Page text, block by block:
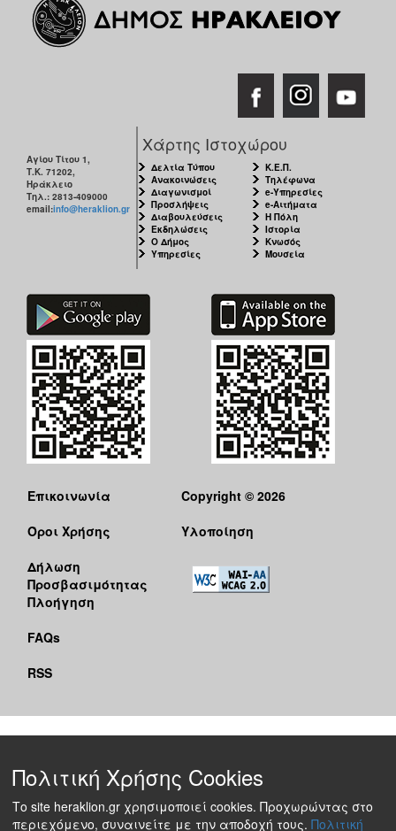
Αγίου Τίτου 1,
Τ.Κ. 71202,
Ηράκλειο
Τηλ.: 2813-409000
email:info@heraklion.gr
Χάρτης Ιστοχώρου
Δελτία Τύπου
Ανακοινώσεις
Διαγωνισμοί
Προσλήψεις
Διαβουλεύσεις
Εκδηλώσεις
Ο Δήμος
Υπηρεσίες
Κ.Ε.Π.
Τηλέφωνα
e-Υπηρεσίες
e-Αιτήματα
Η Πόλη
Ιστορία
Κνωσός
Μουσεία
Επικοινωνία
Όροι Χρήσης
Δήλωση
Προσβασιμότητας
Πλοήγηση
FAQs
RSS
Copyright © 2026
Υλοποίηση
Πολιτική Χρήσης Cookies
Το site heraklion.gr χρησιμοποιεί cookies. Προχωρώντας στο
περιεχόμενο, συναινείτε με την αποδοχή τους. Πολιτική